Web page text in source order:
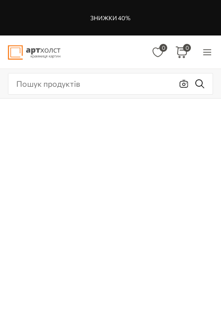
ЗНИЖКИ 40%
0 0